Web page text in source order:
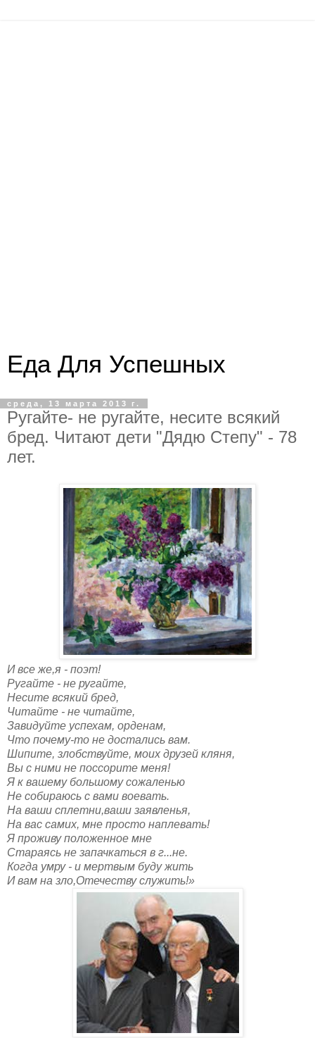
Еда Для Успешных
среда, 13 марта 2013 г.
Ругайте- не ругайте, несите всякий
бред. Читают дети "Дядю Степу" - 78
лет.
И все же,я - поэт!
Ругайте - не ругайте,
Несите всякий бред,
Читайте - не читайте,
Завидуйте успехам, орденам,
Что почему-то не достались вам.
Шипите, злобствуйте, моих друзей кляня,
Вы с ними не поссорите меня!
Я к вашему большому сожаленью
Не собираюсь с вами воевать.
На ваши сплетни,ваши заявленья,
На вас самих, мне просто наплевать!
Я проживу положенное мне
Стараясь не запачкаться в г...не.
Когда умру - и мертвым буду жить
И вам на зло,Отечеству служить!»